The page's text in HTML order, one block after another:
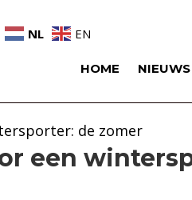
NL EN
HOME NIEUWS
de zomer
een